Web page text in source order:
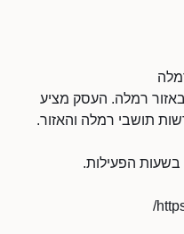
באזור רמלה. העסק מציע
תושבי רמלה והאזור.